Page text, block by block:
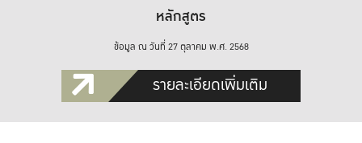
หลักสูตร
ข้อมูล ณ วันที่ 27 ตุลาคม พ.ศ. 2568
รายละเอียดเพิ่มเติม